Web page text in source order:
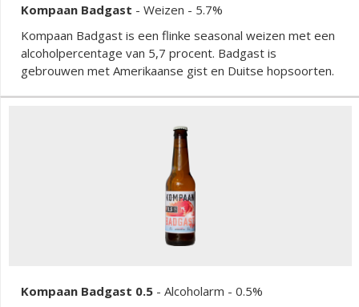
Kompaan Badgast - Weizen - 5.7%
Kompaan Badgast is een flinke seasonal weizen met een
alcoholpercentage van 5,7 procent. Badgast is
gebrouwen met Amerikaanse gist en Duitse hopsoorten.
Kompaan Badgast 0.5 - Alcoholarm - 0.5%